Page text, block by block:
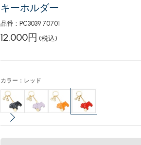
キーホルダー
品番：PC3039 70701
12,000円 (税込)
カラー：レッド